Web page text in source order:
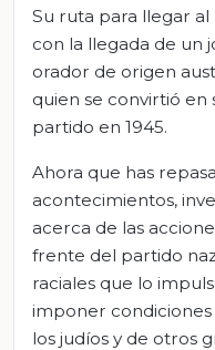
Su ruta para llegar
con la llegada de un
orador de origen
quien se convirtió en
partido en 1945.
Ahora que has
acontecimientos,
acerca de las
frente del partido
raciales que lo
imponer
los judíos y de otros